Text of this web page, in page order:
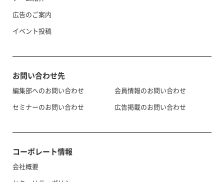
広告のご案内
イベント投稿
お問い合わせ先
編集部へのお問い合わせ
セミナーのお問い合わせ
会員情報のお問い合わせ
広告掲載のお問い合わせ
コーポレート情報
会社概要